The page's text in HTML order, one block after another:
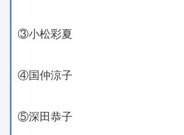
③小松彩夏
④国仲涼子
⑤深田恭子